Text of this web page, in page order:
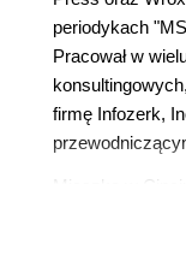
periodykach
Pracował w
firmę Infozerk,
żoną, Tammy,